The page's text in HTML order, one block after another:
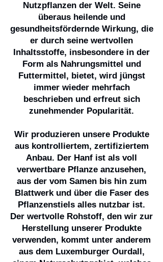
Nutzpflanzen der Welt. Seine
überaus heilende und
gesundheitsfördernde Wirkung, die
er durch seine wertvollen
Inhaltsstoffe, insbesondere in der
Form als Nahrungsmittel und
Futtermittel, bietet, wird jüngst
immer wieder mehrfach
beschrieben und erfreut sich
zunehmender Popularität.
Wir produzieren unsere Produkte
aus kontrolliertem, zertifiziertem
Anbau. Der Hanf ist als voll
verwertbare Pflanze anzusehen,
aus der vom Samen bis hin zum
Blattwerk und über die Faser des
Pflanzenstiels alles nutzbar ist.
Der wertvolle Rohstoff, den wir zur
Herstellung unserer Produkte
verwenden, kommt unter anderem
aus dem Luxemburger Ourdall,